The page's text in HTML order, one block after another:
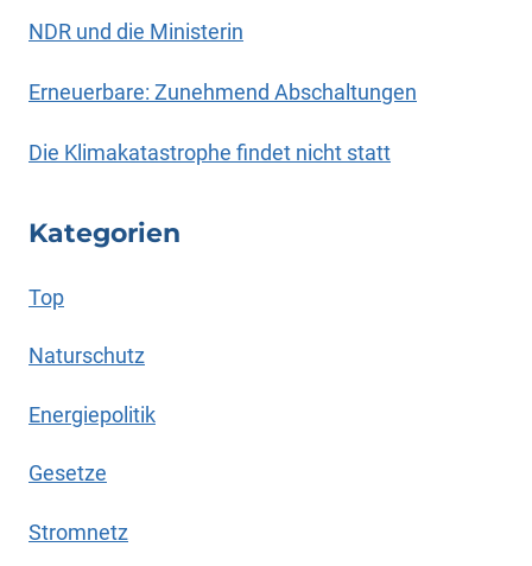
NDR und die Ministerin
Erneuerbare: Zunehmend Abschaltungen
Die Klimakatastrophe findet nicht statt
Kategorien
Top
Naturschutz
Energiepolitik
Gesetze
Stromnetz